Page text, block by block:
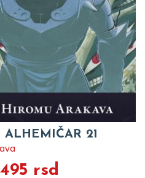
21
495 rsd